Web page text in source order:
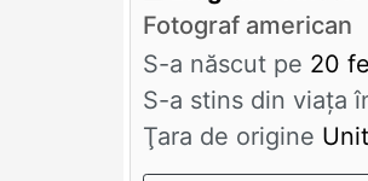
Fotograf american
S-a născut pe 20
S-a stins din viaţa
Ţara de origine